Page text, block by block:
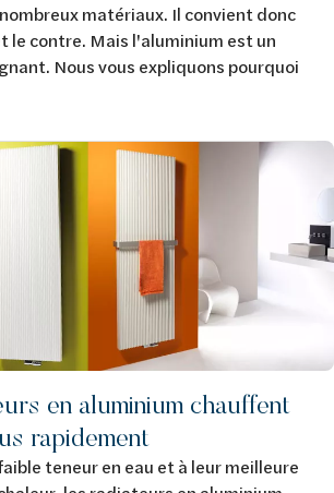
matériaux. Il convient donc
le contre. Mais l'aluminium est un
Nous vous expliquons pourquoi
en aluminium chauffent
rapidement
teneur en eau et à leur meilleure